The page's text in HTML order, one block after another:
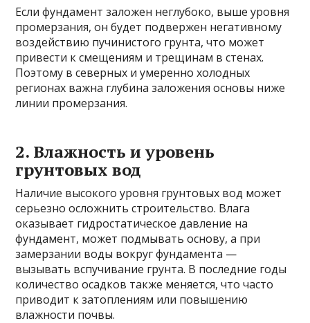
Если фундамент заложен неглубоко, выше уровня
промерзания, он будет подвержен негативному
воздействию пучинистого грунта, что может
привести к смещениям и трещинам в стенах.
Поэтому в северных и умеренно холодных
регионах важна глубина заложения основы ниже
линии промерзания.
2. Влажность и уровень
грунтовых вод
Наличие высокого уровня грунтовых вод может
серьезно осложнить строительство. Влага
оказывает гидростатическое давление на
фундамент, может подмывать основу, а при
замерзании воды вокруг фундамента —
вызывать вспучивание грунта. В последние годы
количество осадков также меняется, что часто
приводит к затоплениям или повышению
влажности почвы.